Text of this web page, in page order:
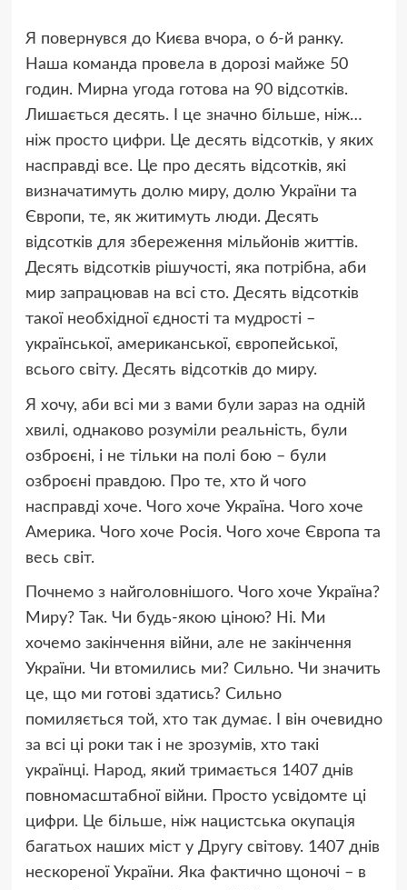
Я повернувся до Києва вчора, о 6-й ранку.
Наша команда провела в дорозі майже 50
годин. Мирна угода готова на 90 відсотків.
Лишається десять. І це значно більше, ніж…
ніж просто цифри. Це десять відсотків, у яких
насправді все. Це про десять відсотків, які
визначатимуть долю миру, долю України та
Європи, те, як житимуть люди. Десять
відсотків для збереження мільйонів життів.
Десять відсотків рішучості, яка потрібна, аби
мир запрацював на всі сто. Десять відсотків
такої необхідної єдності та мудрості –
української, американської, європейської,
всього світу. Десять відсотків до миру.
Я хочу, аби всі ми з вами були зараз на одній
хвилі, однаково розуміли реальність, були
озброєні, і не тільки на полі бою – були
озброєні правдою. Про те, хто й чого
насправді хоче. Чого хоче Україна. Чого хоче
Америка. Чого хоче Росія. Чого хоче Європа та
весь світ.
Почнемо з найголовнішого. Чого хоче Україна?
Миру? Так. Чи будь-якою ціною? Ні. Ми
хочемо закінчення війни, але не закінчення
України. Чи втомились ми? Сильно. Чи значить
це, що ми готові здатись? Сильно
помиляється той, хто так думає. І він очевидно
за всі ці роки так і не зрозумів, хто такі
українці. Народ, який тримається 1407 днів
повномасштабної війни. Просто усвідомте ці
цифри. Це більше, ніж нацистська окупація
багатьох наших міст у Другу світову. 1407 днів
нескореної України. Яка фактично щоночі – в